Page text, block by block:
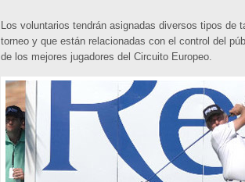
Los voluntarios tendrán asignadas diversos tipos de
torneo y que están relacionadas con el control del
de los mejores jugadores del Circuito Europeo.